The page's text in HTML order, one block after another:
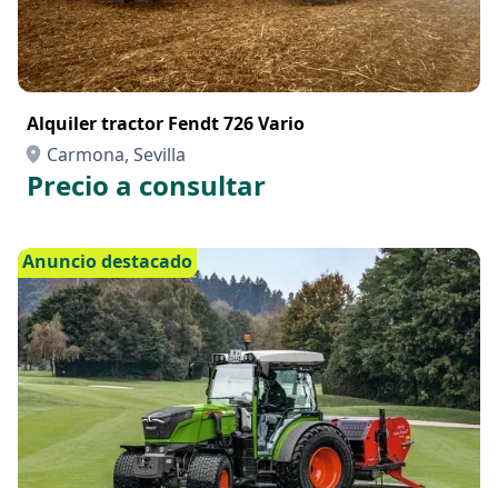
Alquiler tractor Fendt 726 Vario
Carmona, Sevilla
Precio a consultar
Anuncio destacado